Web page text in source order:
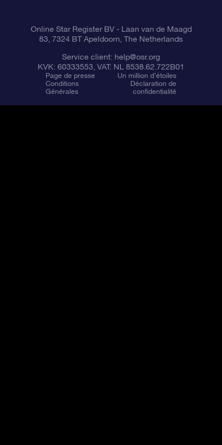
Online Star Register BV- Laan van de Maagd
83, 7324 BT Apeldoorn, The Netherlands
Service client: help@osr.org
KVK: 60333553, VAT: NL 8538.62.722B01
Page de presse
Un million d’étoiles
Conditions
Générales
Déclaration de
confidentialité